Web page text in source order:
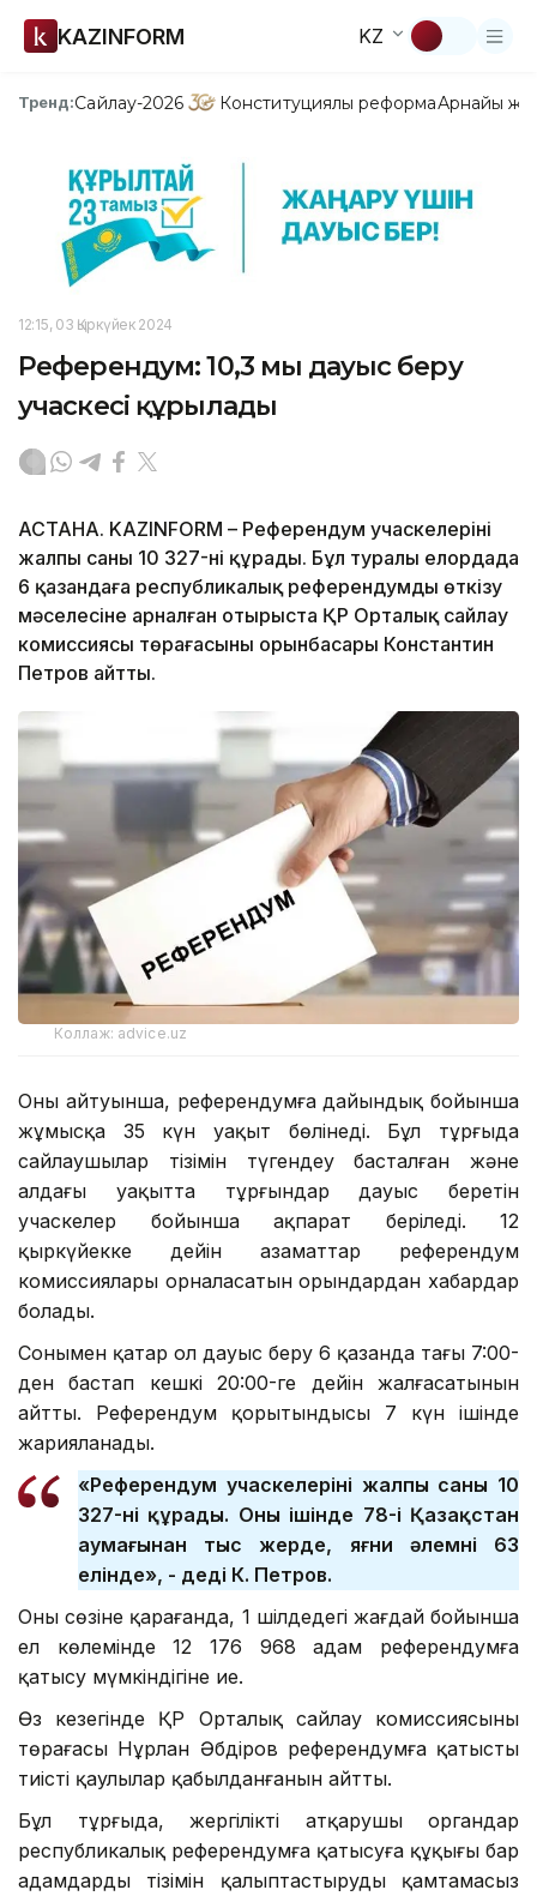
KAZINFORM KZ
Тренд:Сайлау-2026 Конституциялық реформаАрнайы
12:15, 03 Қыркүйек 2024
Референдум: 10,3 мың дауыс беру
учаскесі құрылады
АСТАНА. KAZINFORM – Референдум учаскелерінің
жалпы саны 10 327-ні құрады. Бұл туралы елордада
6 қазандаға республикалық референдумды өткізу
мәселесіне арналған отырыста ҚР Орталық сайлау
комиссиясы төрағасының орынбасары Константин
Петров айтты.
Коллаж: advice.uz
Оның айтуынша, референдумға дайындық бойынша
жұмысқа 35 күн уақыт бөлінеді. Бұл тұрғыда
сайлаушылар тізімін түгендеу басталған және
алдағы уақытта тұрғындар дауыс беретін
учаскелер бойынша ақпарат беріледі. 12
қыркүйекке дейін азаматтар референдум
комиссиялары орналасатын орындардан хабардар
болады.
Сонымен қатар ол дауыс беру 6 қазанда таңғы 7:00-
ден бастап кешкі 20:00-ге дейін жалғасатынын
айтты. Референдум қорытындысы 7 күн ішінде
жарияланады.
«Референдум учаскелерінің жалпы саны 10
327-ні құрады. Оның ішінде 78-і Қазақстан
аумағынан тыс жерде, яғни әлемнің 63
елінде», - деді К. Петров.
Оның сөзіне қарағанда, 1 шілдедегі жағдай бойынша
ел көлемінде 12 176 968 адам референдумға
қатысу мүмкіндігіне ие.
Өз кезегінде ҚР Орталық сайлау комиссиясының
төрағасы Нұрлан Әбдіров референдумға қатысты
тиісті қаулылар қабылданғанын айтты.
Бұл тұрғыда, жергілікті атқарушы органдар
республикалық референдумға қатысуға құқығы бар
адамдардың тізімін қалыптастыруды қамтамасыз